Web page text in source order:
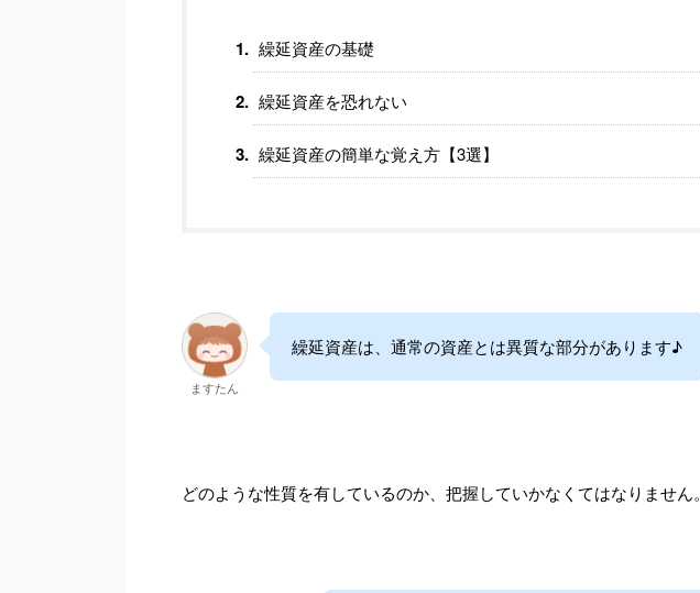
繰延資産の基礎
繰延資産を恐れない
繰延資産の簡単な覚え方【3選】
ますたん
繰延資産は、通常の資産とは異質な部分があります♪
どのような性質を有しているのか、把握していかなくてはなりません。